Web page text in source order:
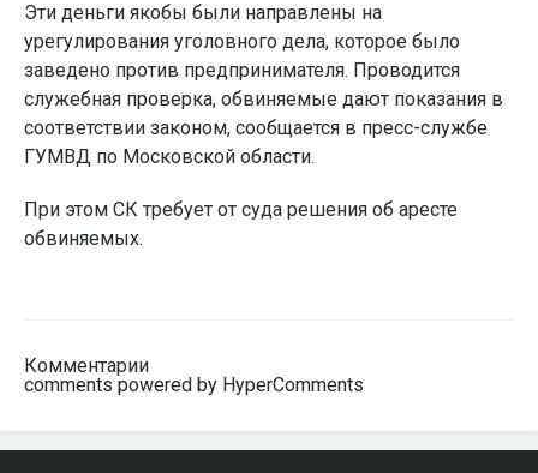
Эти деньги якобы были направлены на
урегулирования уголовного дела, которое было
заведено против предпринимателя. Проводится
служебная проверка, обвиняемые дают показания в
соответствии законом, сообщается в пресс-службе
ГУМВД по Московской области.
При этом СК требует от суда решения об аресте
обвиняемых.
Комментарии
comments powered by HyperComments